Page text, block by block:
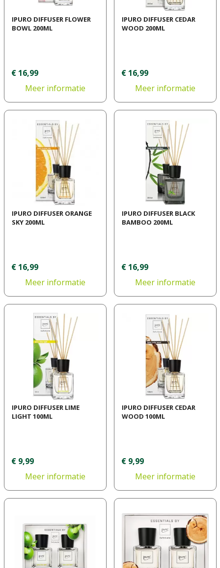
IPURO DIFFUSER FLOWER
BOWL 200ML
€ 16,99
Meer informatie
IPURO DIFFUSER CEDAR
WOOD 200ML
€ 16,99
Meer informatie
IPURO DIFFUSER ORANGE
SKY 200ML
€ 16,99
Meer informatie
IPURO DIFFUSER BLACK
BAMBOO 200ML
€ 16,99
Meer informatie
IPURO DIFFUSER LIME
LIGHT 100ML
€ 9,99
Meer informatie
IPURO DIFFUSER CEDAR
WOOD 100ML
€ 9,99
Meer informatie